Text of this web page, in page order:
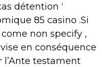
détention ‘
85 casino .Si
non specify ,
en conséquence
l’Ante testament